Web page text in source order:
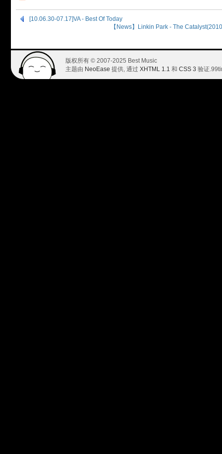
[10.06.30-07.17]VA - Best Of Today
【News】Linkin Park - The
版权所有 © 2007-2025 Best Music
主题由 NeoEase 提供, 通过 XHTML 1.1 和 CSS 3 验证.